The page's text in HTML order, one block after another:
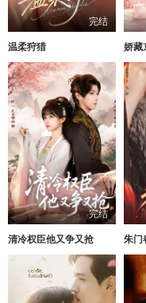
完结
温柔狩猎 娇藏
完结
清冷权臣他又争又抢 朱门